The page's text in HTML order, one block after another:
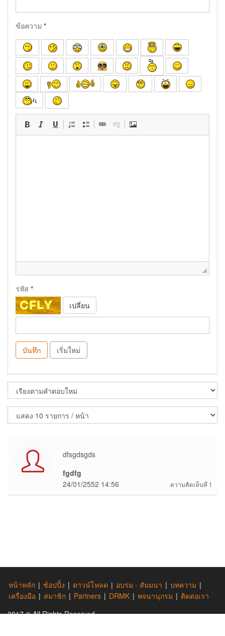
ข้อความ *
รหัส *
เปลี่ยน
บันทึก เริ่มใหม่
dfsgdsgds
fgdfg
ความคิดเห็นที่ 1
24/01/2552 14:56
หน้าหลัก | ช้อปปิ้ง | ดาวน์โหลด | อบรม - สัมมนา | บทความ |
เครื่องมือ | สมาชิก | Partners | DRMK | พจนานุกรม | ติดต่อเรา
2017 © All Rights Reserved.